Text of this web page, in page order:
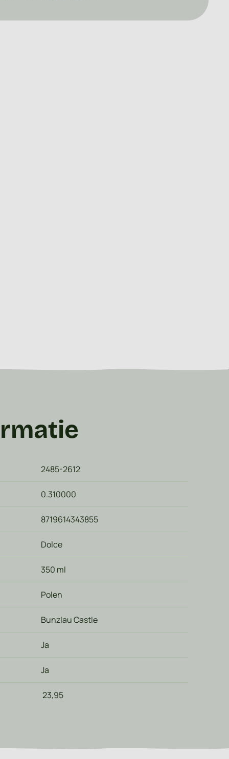
2485-2612
0.310000
8719614343855
Dolce
350 ml
Polen
Bunzlau Castle
Ja
Ja
23,95